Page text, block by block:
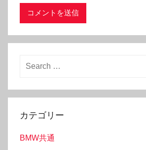
Search
カテゴリー
BMW共通